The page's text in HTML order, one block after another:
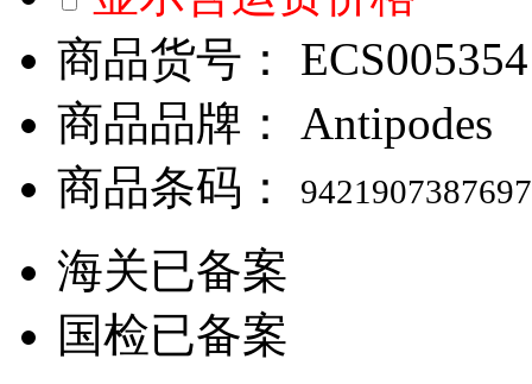
商品货号：
ECS005354
商品品牌：
Antipodes
商品条码：
9421907387697
海关已备案
国检已备案